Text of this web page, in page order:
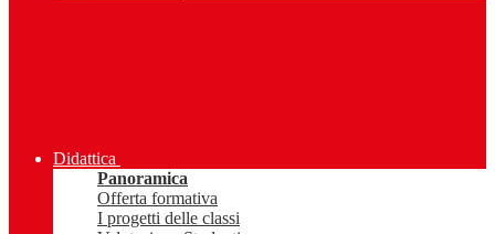
Didattica
Panoramica
Offerta formativa
I progetti delle classi